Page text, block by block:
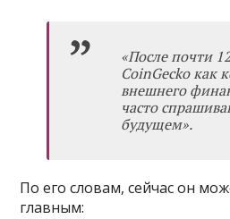
«После почти
CoinGecko как
внешнего
часто
будущем».
По его словам, сейчас он
главным: